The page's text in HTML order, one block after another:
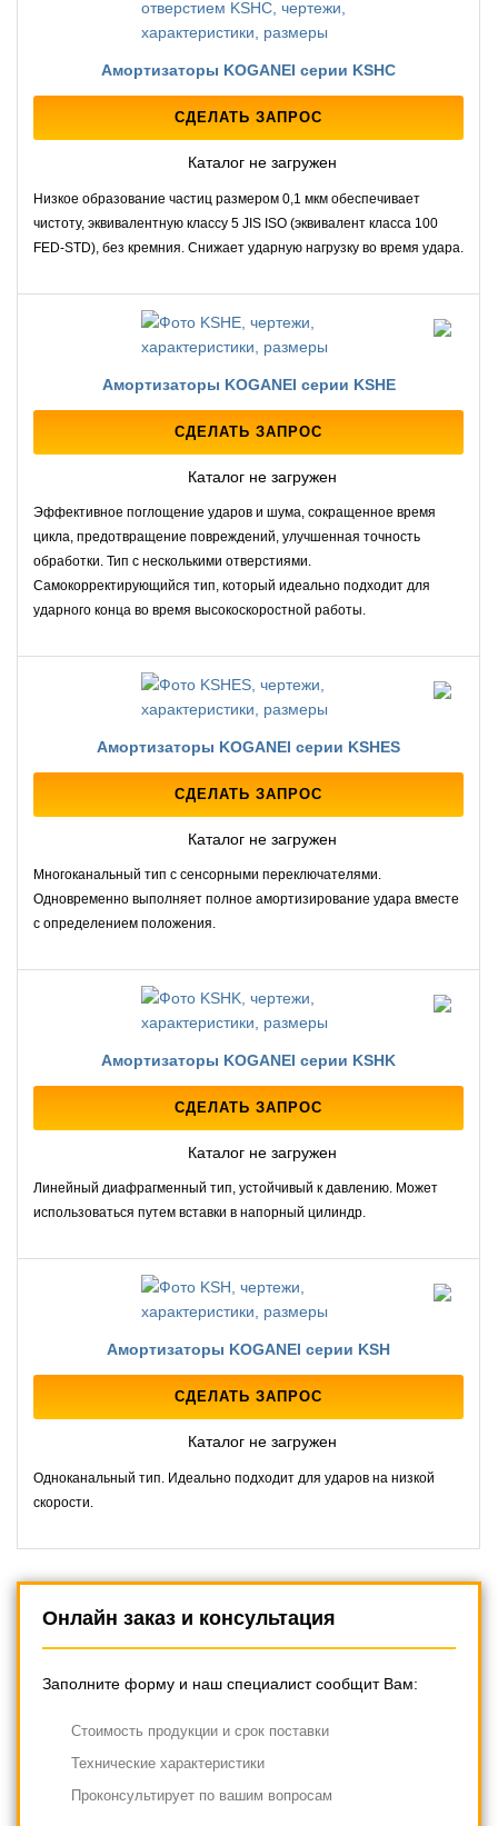
Амортизаторы KOGANEI серии KSHC
СДЕЛАТЬ ЗАПРОС
Каталог не загружен
Низкое образование частиц размером 0,1 мкм обеспечивает
чистоту, эквивалентную классу 5 JIS ISO (эквивалент класса 100
FED-STD), без кремния. Снижает ударную нагрузку во время удара.
Амортизаторы KOGANEI серии KSHE
СДЕЛАТЬ ЗАПРОС
Каталог не загружен
Эффективное поглощение ударов и шума, сокращенное время
цикла, предотвращение повреждений, улучшенная точность
обработки. Тип с несколькими отверстиями.
Самокорректирующийся тип, который идеально подходит для
ударного конца во время высокоскоростной работы.
Амортизаторы KOGANEI серии KSHES
СДЕЛАТЬ ЗАПРОС
Каталог не загружен
Многоканальный тип с сенсорными переключателями.
Одновременно выполняет полное амортизирование удара вместе
с определением положения.
Амортизаторы KOGANEI серии KSHK
СДЕЛАТЬ ЗАПРОС
Каталог не загружен
Линейный диафрагменный тип, устойчивый к давлению. Может
использоваться путем вставки в напорный цилиндр.
Амортизаторы KOGANEI серии KSH
СДЕЛАТЬ ЗАПРОС
Каталог не загружен
Одноканальный тип. Идеально подходит для ударов на низкой
скорости.
Онлайн заказ и консультация
Заполните форму и наш специалист сообщит Вам:
Cтоимость продукции и срок поставки
Технические характеристики
Проконсультирует по вашим вопросам